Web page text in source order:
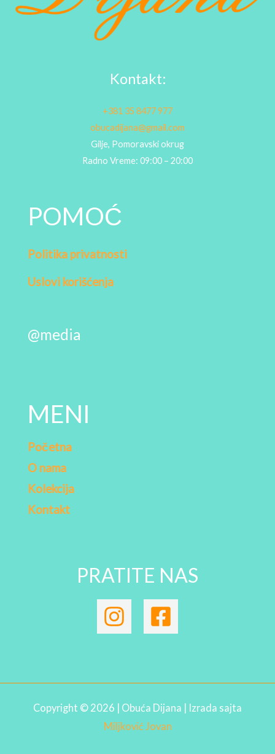
Kontakt:
+381 35 8477 977
obucadijana@gmail.com
Gilje, Pomoravski okrug
Radno Vreme: 09:00 – 20:00
POMOĆ
Politika privatnosti
Uslovi korišćenja
@media
MENI
Početna
O nama
Kolekcija
Kontakt
PRATITE NAS
Copyright © 2026 | Obuća Dijana | Izrada sajta
Miljković Jovan